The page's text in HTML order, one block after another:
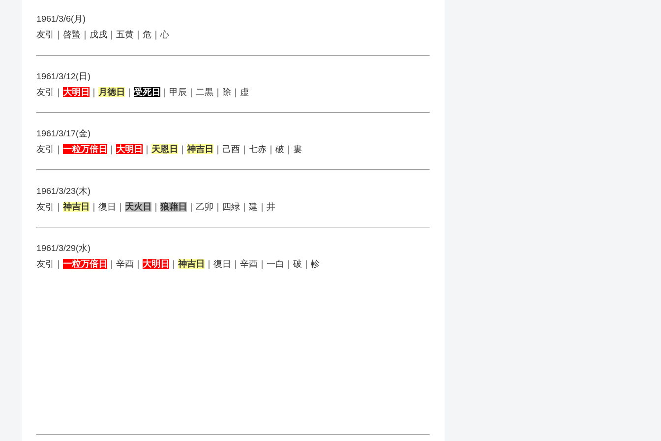
1961/3/6(月)
友引｜啓蟄｜戊戌｜五黄｜危｜心
1961/3/12(日)
友引｜ 大明日 ｜ 月徳日 ｜ 受死日 ｜甲辰｜二黒｜除｜虚
1961/3/17(金)
友引｜ 一粒万倍日 大明日 天恩日 神吉日 ｜己酉｜七赤｜破｜婁
1961/3/23(木)
友引｜ 神吉日 ｜復日｜ 天火日 ｜ 狼藉日 ｜乙卯｜四緑｜建｜井
1961/3/29(水)
友引｜ 一粒万倍日 ｜辛酉｜ 大明日 ｜ 神吉日 ｜復日｜辛酉｜一白｜破｜軫